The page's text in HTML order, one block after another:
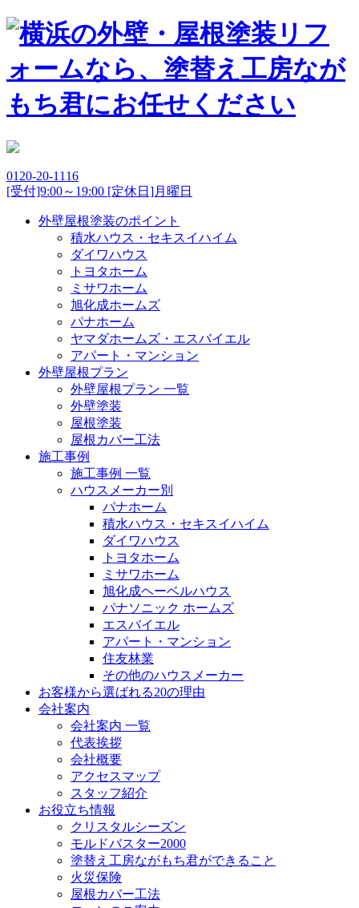
0120-20-1116
[受付]9:00～19:00 [定休日]月曜日
外壁屋根塗装のポイント
積水ハウス・セキスイハイム
ダイワハウス
トヨタホーム
ミサワホーム
旭化成ホームズ
パナホーム
ヤマダホームズ・エスバイエル
アパート・マンション
外壁屋根プラン
外壁屋根プラン 一覧
外壁塗装
屋根塗装
屋根カバー工法
施工事例
施工事例 一覧
ハウスメーカー別
パナホーム
積水ハウス・セキスイハイム
ダイワハウス
トヨタホーム
ミサワホーム
旭化成ヘーベルハウス
パナソニック ホームズ
エスバイエル
アパート・マンション
住友林業
その他のハウスメーカー
お客様から選ばれる20の理由
会社案内
会社案内 一覧
代表挨拶
会社概要
アクセスマップ
スタッフ紹介
お役立ち情報
クリスタルシーズン
モルドバスター2000
塗替え工房ながもち君ができること
火災保険
屋根カバー工法